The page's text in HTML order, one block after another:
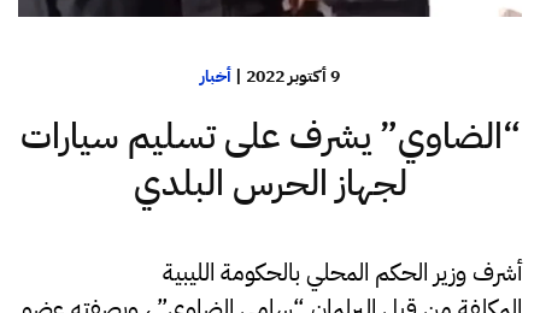
9 أكتوبر 2022 | أخبار
“الضاوي” يشرف على تسليم سيارات
لجهاز الحرس البلدي
أشرف وزير الحكم المحلي بالحكومة الليبية